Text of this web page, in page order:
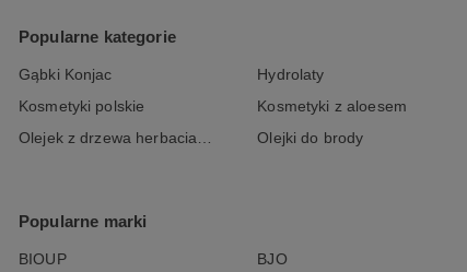
Popularne kategorie
Gąbki Konjac Hydrolaty
Kosmetyki polskie
Kosmetyki z aloesem
Olejek z drzewa herbacianego
Olejki do brody
Popularne marki
BIOUP BJO